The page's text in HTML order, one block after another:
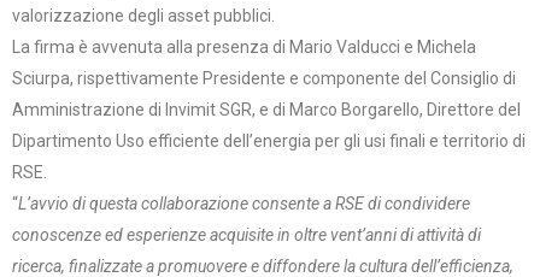
valorizzazione degli asset pubblici.
La firma è avvenuta alla presenza di Mario Valducci e Michela
Sciurpa, rispettivamente Presidente e componente del Consiglio di
Amministrazione di Invimit SGR, e di Marco Borgarello, Direttore del
Dipartimento Uso efficiente dell’energia per gli usi finali e territorio di
RSE.
“L’avvio di questa collaborazione consente a RSE di condividere
conoscenze ed esperienze acquisite in oltre vent’anni di attività di
ricerca, finalizzate a promuovere e diffondere la cultura dell’efficienza,